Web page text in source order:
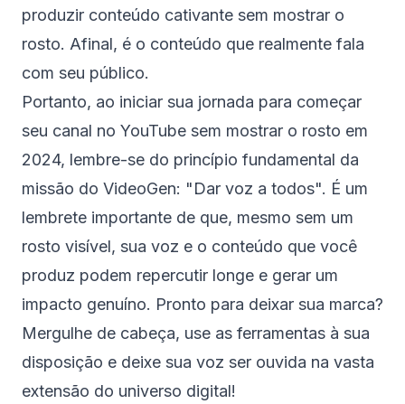
produzir conteúdo cativante sem mostrar o
rosto. Afinal, é o conteúdo que realmente fala
com seu público.
Portanto, ao iniciar sua jornada para começar
seu canal no YouTube sem mostrar o rosto em
2024, lembre-se do princípio fundamental da
missão do VideoGen: "Dar voz a todos". É um
lembrete importante de que, mesmo sem um
rosto visível, sua voz e o conteúdo que você
produz podem repercutir longe e gerar um
impacto genuíno. Pronto para deixar sua marca?
Mergulhe de cabeça, use as ferramentas à sua
disposição e deixe sua voz ser ouvida na vasta
extensão do universo digital!